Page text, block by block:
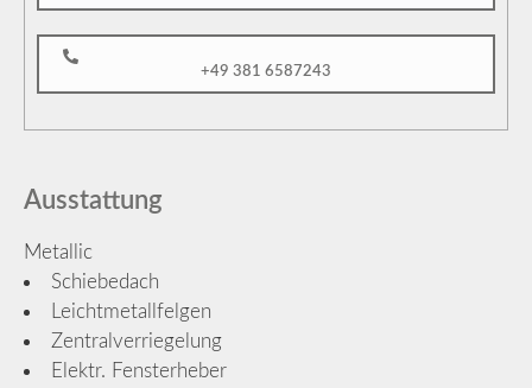
+49 381 6587243
Ausstattung
Metallic
Schiebedach
Leichtmetallfelgen
Zentralverriegelung
Elektr. Fensterheber